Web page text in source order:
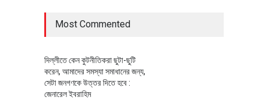
Most Commented
দিল্লীতে কেন কুটনীতিকরা ছুটা-ছুটি
করেন, আমাদের সমস্যা সমাধানের জন্য,
সেটা জনগণকে উত্তর দিতে হবে :
জেনারেল ইবরাহিম